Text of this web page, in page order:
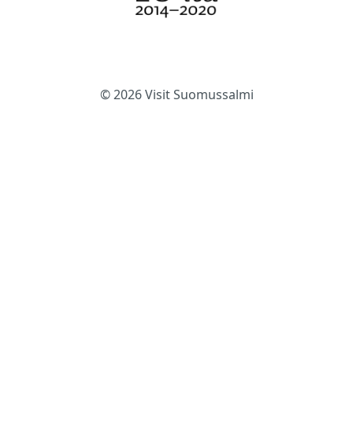
© 2026 Visit Suomussalmi